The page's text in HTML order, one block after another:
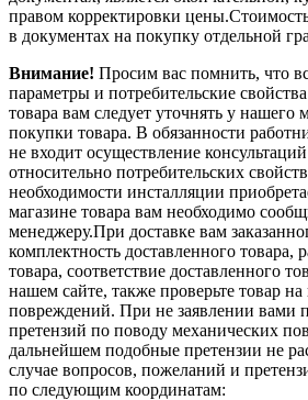
правом корректировки
в документах на покупку отдельной
Внимание! Просим вас помнить, что
параметры и потребительские
товара вам следует уточнять у нашего
покупки товара. В обязанности
не входит осуществление
относительно потребительских
необходимости инсталляции
магазине товара вам необходимо
менеджеру.При доставке вам
комплектность доставленного товара,
товара, соответствие доставленного
нашем сайте, также проверьте товар
повреждений. При не заявлении вами
претензий по поводу механических
дальнейшем подобные претензии не
случае вопросов, пожеланий и
по следующим координатам: